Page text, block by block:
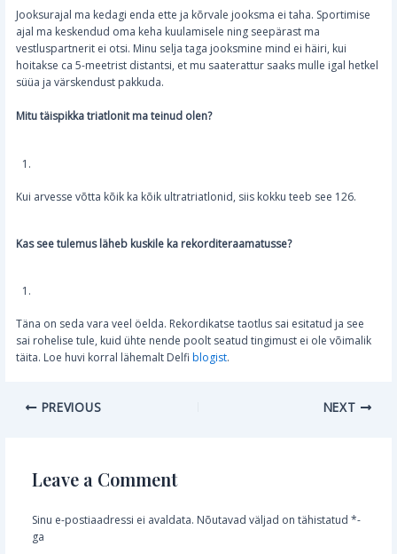
Jooksurajal ma kedagi enda ette ja kõrvale jooksma ei taha. Sportimise
ajal ma keskendud oma keha kuulamisele ning seepärast ma
vestluspartnerit ei otsi. Minu selja taga jooksmine mind ei häiri, kui
hoitakse ca 5-meetrist distantsi, et mu saaterattur saaks mulle igal hetkel
süüa ja värskendust pakkuda.
Mitu täispikka triatlonit ma teinud olen?
Kui arvesse võtta kõik ka kõik ultratriatlonid, siis kokku teeb see 126.
Kas see tulemus läheb kuskile ka rekorditeraamatusse?
Täna on seda vara veel öelda. Rekordikatse taotlus sai esitatud ja see
sai rohelise tule, kuid ühte nende poolt seatud tingimust ei ole võimalik
täita. Loe huvi korral lähemalt Delfiblogist.
Post
PREVIOUS NEXT
Leave a Comment
Sinu e-postiaadressi ei avaldata. Nõutavad väljad on tähistatud*-
ga